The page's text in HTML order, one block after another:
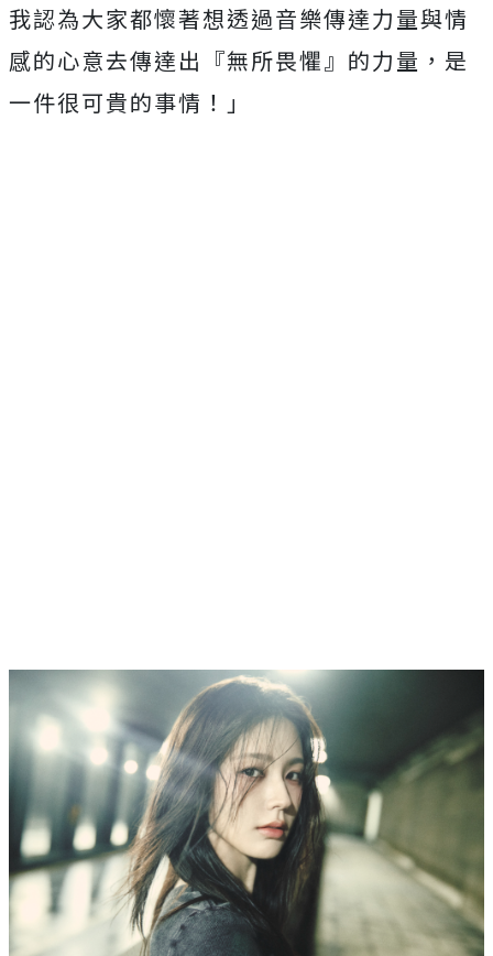
我認為大家都懷著想透過音樂傳達力量與情
感的心意去傳達出『無所畏懼』的力量，是
一件很可貴的事情！」